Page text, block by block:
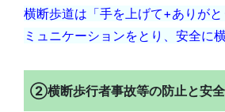
横断歩道は「手を上げて+ありが
ミュニケーションをとり、安全に
②横断歩行者事故等の防止と安